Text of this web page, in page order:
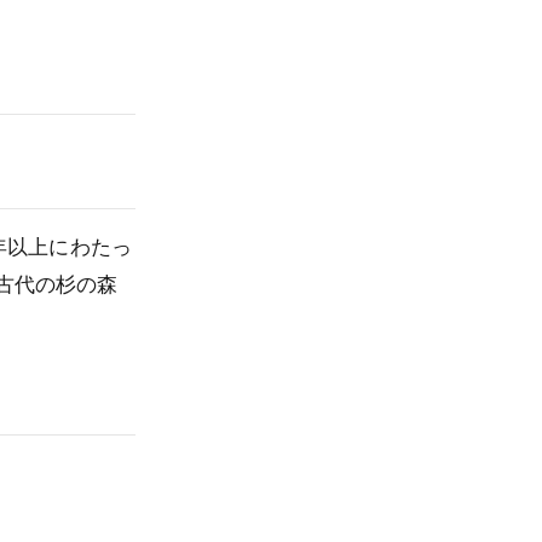
上にわたっ
代の杉の森